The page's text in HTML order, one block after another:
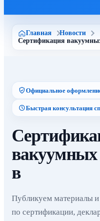
Главная
Новости
Сертификация
Официальное
Быстрая консультация
в
Публикуем материалы
по сертификации,